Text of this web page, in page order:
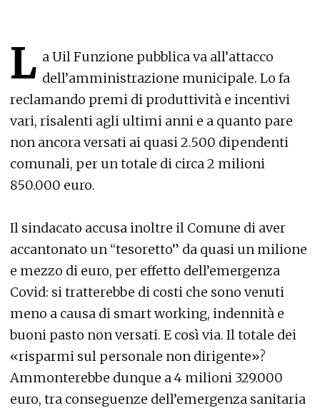
L a Uil Funzione pubblica va all’attacco
dell’amministrazione municipale. Lo fa
reclamando premi di produttività e incentivi
vari, risalenti agli ultimi anni e a quanto pare
non ancora versati ai quasi 2.500 dipendenti
comunali, per un totale di circa 2 milioni
850.000 euro.
Il sindacato accusa inoltre il Comune di aver
accantonato un “tesoretto” da quasi un milione
e mezzo di euro, per effetto dell’emergenza
Covid: si tratterebbe di costi che sono venuti
meno a causa di smart working, indennità e
buoni pasto non versati. E così via. Il totale dei
«risparmi sul personale non dirigente»?
Ammonterebbe dunque a 4 milioni 329.000
euro, tra conseguenze dell’emergenza sanitaria